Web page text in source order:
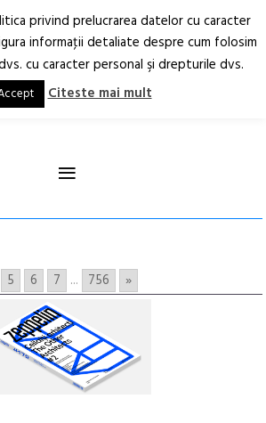
RO EN
≡
5 6 7 ... 756 »
privind prelucrarea datelor cu caracter
informaţii detaliate despre cum folosim
cu caracter personal şi drepturile dvs.
Citeste mai mult